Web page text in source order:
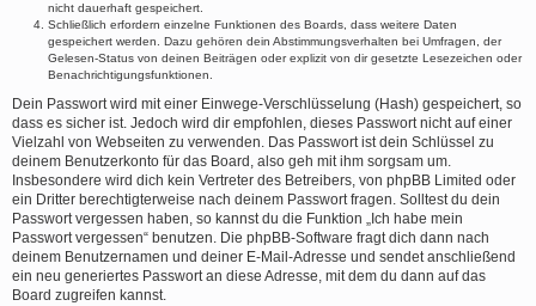
nicht dauerhaft gespeichert.
Schließlich erfordern einzelne Funktionen des Boards, dass weitere Daten
gespeichert werden. Dazu gehören dein Abstimmungsverhalten bei Umfragen, der
Gelesen-Status von deinen Beiträgen oder explizit von dir gesetzte Lesezeichen oder
Benachrichtigungsfunktionen.
Dein Passwort wird mit einer Einwege-Verschlüsselung (Hash) gespeichert, so
dass es sicher ist. Jedoch wird dir empfohlen, dieses Passwort nicht auf einer
Vielzahl von Webseiten zu verwenden. Das Passwort ist dein Schlüssel zu
deinem Benutzerkonto für das Board, also geh mit ihm sorgsam um.
Insbesondere wird dich kein Vertreter des Betreibers, von phpBB Limited oder
ein Dritter berechtigterweise nach deinem Passwort fragen. Solltest du dein
Passwort vergessen haben, so kannst du die Funktion „Ich habe mein
Passwort vergessen“ benutzen. Die phpBB-Software fragt dich dann nach
deinem Benutzernamen und deiner E-Mail-Adresse und sendet anschließend
ein neu generiertes Passwort an diese Adresse, mit dem du dann auf das
Board zugreifen kannst.